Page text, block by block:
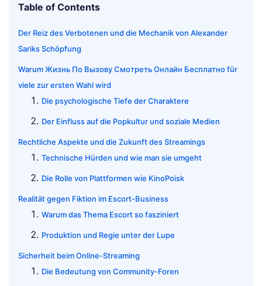
Table of Contents
Der Reiz des Verbotenen und die Mechanik von Alexander
Sariks Schöpfung
Warum Жизнь По Вызову Смотреть Онлайн Бесплатно für
viele zur ersten Wahl wird
Die psychologische Tiefe der Charaktere
Der Einfluss auf die Popkultur und soziale Medien
Rechtliche Aspekte und die Zukunft des Streamings
Technische Hürden und wie man sie umgeht
Die Rolle von Plattformen wie KinoPoisk
Realität gegen Fiktion im Escort-Business
Warum das Thema Escort so fasziniert
Produktion und Regie unter der Lupe
Sicherheit beim Online-Streaming
Die Bedeutung von Community-Foren